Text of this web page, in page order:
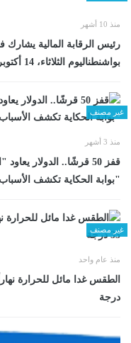
منذ 10 أشهر
رئيس الرقابة المالية يشارك
بواشنطناليوم الثلاثاء، 14 أكتوبر 2025 05:52 مـ
غير مصنف
منذ 3 أشهر
قفز 50 قرشًا.. الدولار
"بوابة الحكاية تكشف
غير مصنف
منذ عام واحد
درجة